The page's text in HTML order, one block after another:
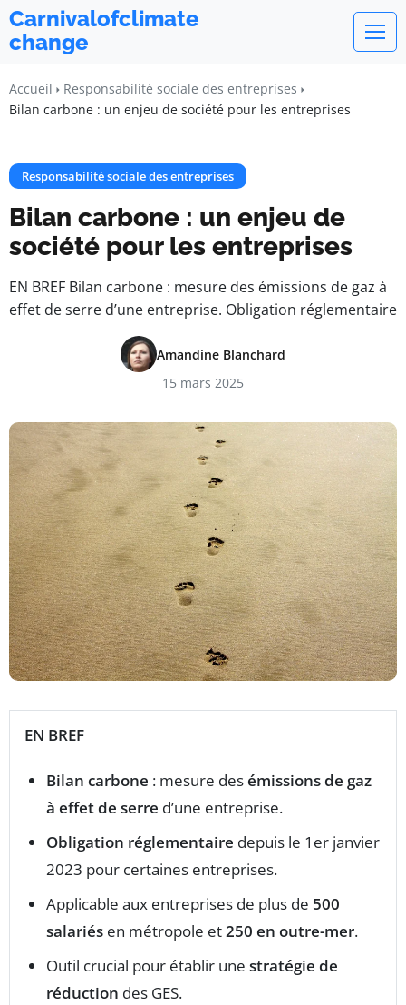
Carnivalofclimate
change
Accueil
Responsabilité sociale des entreprises
Bilan carbone : un enjeu de société pour les entreprises
Responsabilité sociale des entreprises
Bilan carbone : un enjeu de
société pour les entreprises
EN BREF Bilan carbone : mesure des émissions de gaz à
effet de serre d’une entreprise. Obligation réglementaire
Amandine Blanchard
15 mars 2025
EN BREF
Bilan carbone : mesure desémissions de gaz
à effet de serre d’une entreprise.
Obligation réglementaire depuis le 1er janvier
2023 pour certaines entreprises.
Applicable aux entreprises de plus de 500
salariés en métropole et250 en outre-mer.
Outil crucial pour établir une stratégie de
réduction des GES.